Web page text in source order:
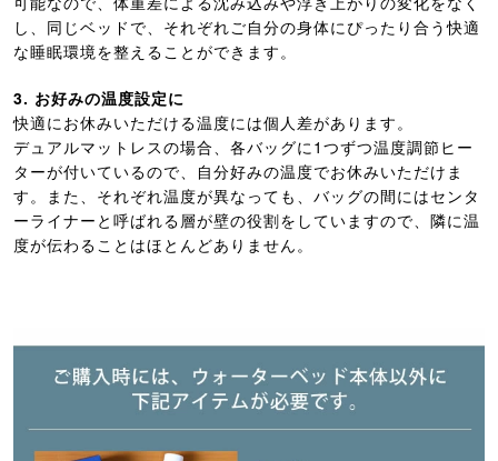
し、同じベッドで、それぞれご自分の身体にぴったり合う快適
な睡眠環境を整えることができます。
3. お好みの温度設定に
快適にお休みいただける温度には個人差があります。
デュアルマットレスの場合、各バッグに1つずつ温度調節ヒー
ターが付いているので、自分好みの温度でお休みいただけま
す。また、それぞれ温度が異なっても、バッグの間にはセンタ
ーライナーと呼ばれる層が壁の役割をしていますので、隣に温
度が伝わることはほとんどありません。